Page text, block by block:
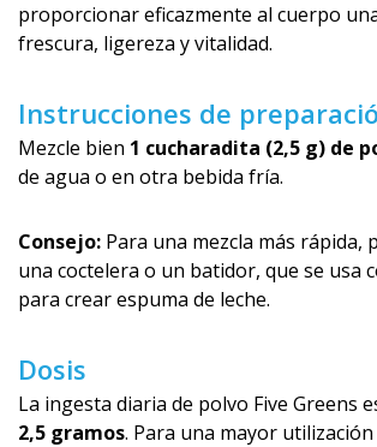
proporcionar eficazmente al cuerpo
frescura, ligereza y vitalidad.
Instrucciones de
Mezcle bien 1 cucharadita (2,5 g) de
de agua o en otra bebida fría.
Consejo: Para una mezcla más rápida,
una coctelera o un batidor, que se usa
para crear espuma de leche.
Dosis
La ingesta diaria de polvo Five Greens
2,5 gramos. Para una mayor utilización